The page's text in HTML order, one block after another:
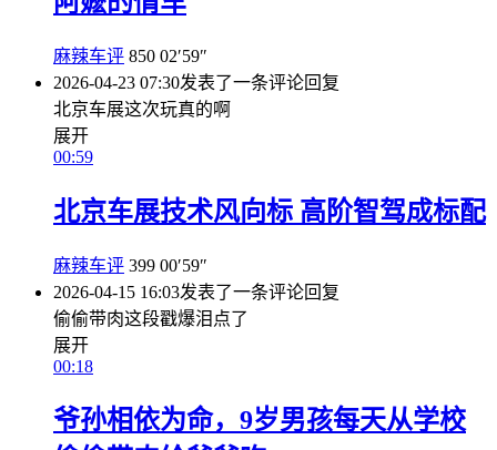
麻辣车评 850 02′59″
2026-04-23 07:30发表了一条评论回复
北京车展这次玩真的啊
展开
00:59
北京车展技术风向标 高阶智驾成标配
麻辣车评 399 00′59″
2026-04-15 16:03发表了一条评论回复
偷偷带肉这段戳爆泪点了
展开
00:18
爷孙相依为命，9岁男孩每天从学校